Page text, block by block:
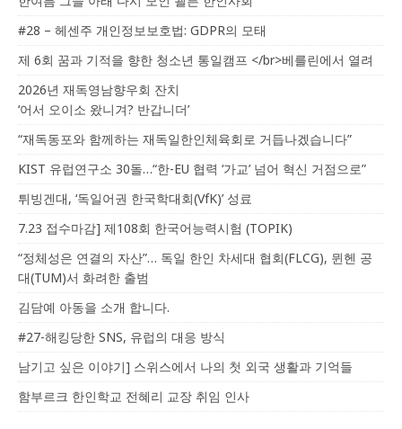
#28 – 헤센주 개인정보보호법: GDPR의 모태
제 6회 꿈과 기적을 향한 청소년 통일캠프 </br>베를린에서 열려
2026년 재독영남향우회 잔치
‘어서 오이소 왔니겨? 반갑니더’
“재독동포와 함께하는 재독일한인체육회로 거듭나겠습니다”
KIST 유럽연구소 30돌…“한-EU 협력 ‘가교’ 넘어 혁신 거점으로”
튀빙겐대, ‘독일어권 한국학대회(VfK)’ 성료
7.23 접수마감] 제108회 한국어능력시험 (TOPIK)
“정체성은 연결의 자산”… 독일 한인 차세대 협회(FLCG), 뮌헨 공
대(TUM)서 화려한 출범
김담예 아동을 소개 합니다.
#27-해킹당한 SNS, 유럽의 대응 방식
남기고 싶은 이야기] 스위스에서 나의 첫 외국 생활과 기억들
함부르크 한인학교 전혜리 교장 취임 인사